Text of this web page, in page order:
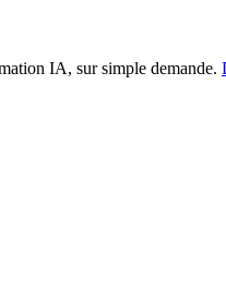
IA, sur simple demande.